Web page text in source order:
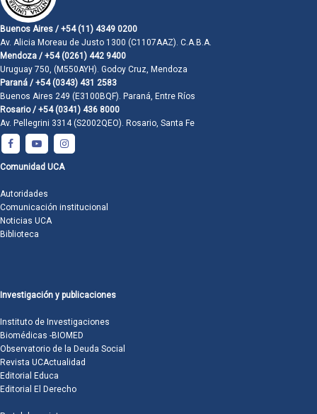
Buenos Aires / +54 (11) 4349 0200
Av. Alicia Moreau de Justo 1300 (C1107AAZ). C.A.B.A.
Mendoza / +54 (0261) 442 9400
Uruguay 750, (M550AYH). Godoy Cruz, Mendoza
Paraná / +54 (0343) 431 2583
Buenos Aires 249 (E3100BQF). Paraná, Entre Ríos
Rosario / +54 (0341) 436 8000
Av. Pellegrini 3314 (S2002QEO). Rosario, Santa Fe
Comunidad UCA
Autoridades
Comunicación institucional
Noticias UCA
Biblioteca
Investigación y publicaciones
Instituto de Investigaciones
Biomédicas -BIOMED
Observatorio de la Deuda Social
Revista UCActualidad
Editorial Educa
Editorial El Derecho